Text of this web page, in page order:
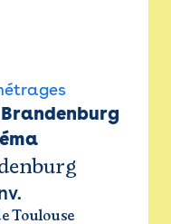
Toulouse